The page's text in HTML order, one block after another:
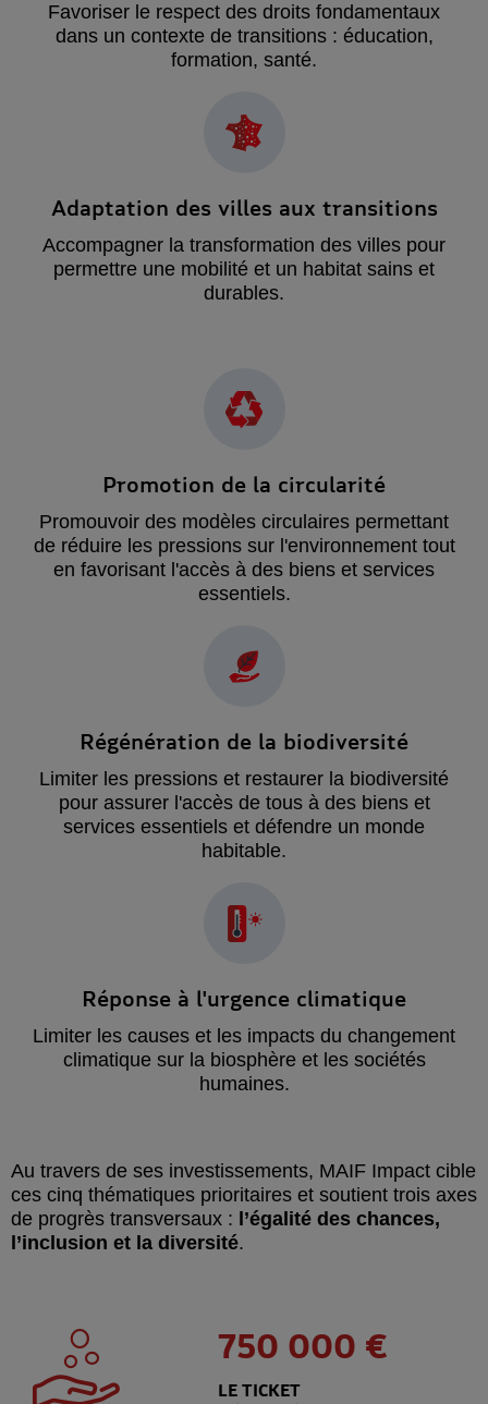
Favoriser le respect des droits fondamentaux
dans un contexte de transitions : éducation,
formation, santé.
Adaptation des villes aux transitions
Accompagner la transformation des villes pour
permettre une mobilité et un habitat sains et
durables.
Promotion de la circularité
Promouvoir des modèles circulaires permettant
de réduire les pressions sur l'environnement tout
en favorisant l'accès à des biens et services
essentiels.
Régénération de la biodiversité
Limiter les pressions et restaurer la biodiversité
pour assurer l'accès de tous à des biens et
services essentiels et défendre un monde
habitable.
Réponse à l'urgence climatique
Limiter les causes et les impacts du changement
climatique sur la biosphère et les sociétés
humaines.
Au travers de ses investissements, MAIF Impact cible
ces cinq thématiques prioritaires et soutient trois axes
de progrès transversaux : l’égalité des chances,
l’inclusion et la diversité.
750 000 €
LE TICKET